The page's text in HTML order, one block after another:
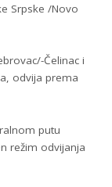
Srpske /Novo
Čelinac i
odvija prema
putu
režim odvijanja